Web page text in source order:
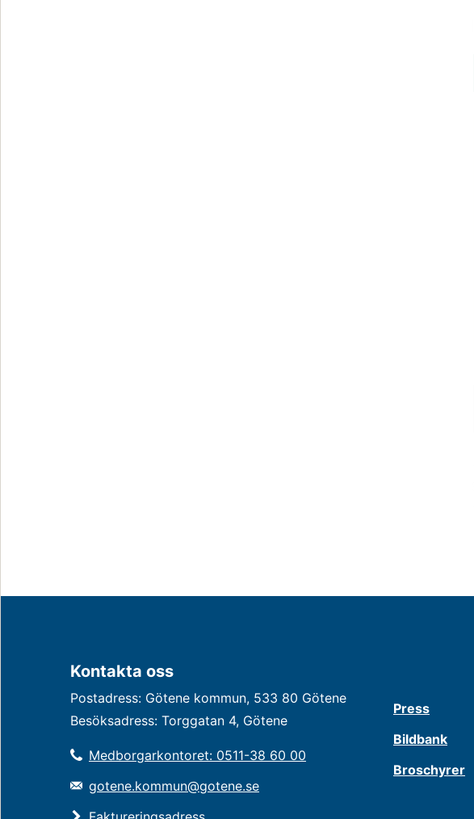
Kontakta oss
Postadress: Götene kommun, 533 80 Götene
Besöksadress: Torggatan 4, Götene
Medborgarkontoret: 0511-38 60 00
gotene.kommun@gotene.se
Press
Bildbank
Broschyrer